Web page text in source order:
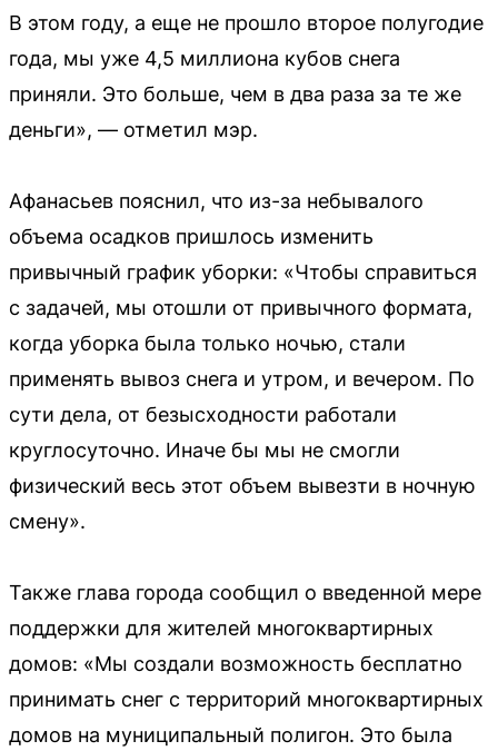
В этом году, а еще не прошло второе полугодие
года, мы уже 4,5 миллиона кубов снега
приняли. Это больше, чем в два раза за те же
деньги», — отметил мэр.
Афанасьев пояснил, что из-за небывалого
объема осадков пришлось изменить
привычный график уборки: «Чтобы справиться
с задачей, мы отошли от привычного формата,
когда уборка была только ночью, стали
применять вывоз снега и утром, и вечером. По
сути дела, от безысходности работали
круглосуточно. Иначе бы мы не смогли
физический весь этот объем вывезти в ночную
смену».
Также глава города сообщил о введенной мере
поддержки для жителей многоквартирных
домов: «Мы создали возможность бесплатно
принимать снег с территорий многоквартирных
домов на муниципальный полигон. Это была